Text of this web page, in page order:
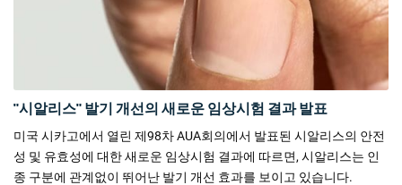
"시알리스" 발기 개선의 새로운 임상시험 결과 발표
미국 시카고에서 열린 제98차 AUA회의에서 발표된 시알리스의 안전
성 및 유효성에 대한 새로운 임상시험 결과에 따르면, 시알리스는 인
종 구분에 관계없이 뛰어난 발기 개선 효과를 보이고 있습니다.